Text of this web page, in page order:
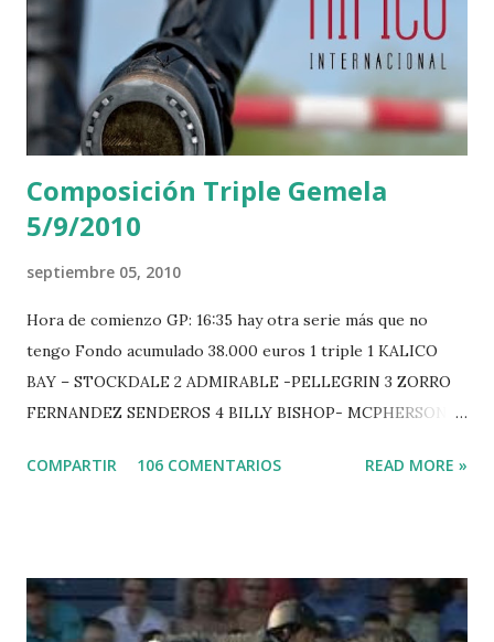
Composición Triple Gemela
5/9/2010
septiembre 05, 2010
Hora de comienzo GP: 16:35 hay otra serie más que no
tengo Fondo acumulado 38.000 euros 1 triple 1 KALICO
BAY – STOCKDALE 2 ADMIRABLE -PELLEGRIN 3 ZORRO
FERNANDEZ SENDEROS 4 BILLY BISHOP- MCPHERSON 5
-EPAILLARD 7 GIG AMAI M WHITAKER 8 SILVANA DU
POWER - MILLAR 5 ARMANIE -VOORN 6 QUERLYBET
HERO -LEJAUNE 7 MO CHROI - O’BRIEN 8 CARMENA Z -
COMPARTIR 106 COMENTARIOS READ MORE »